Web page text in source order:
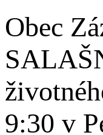
Obec
9:30 v